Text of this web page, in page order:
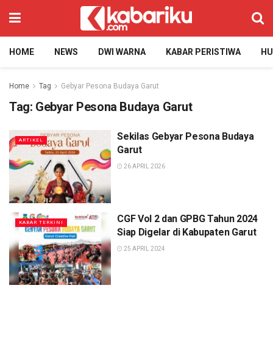
HOME NEWS DWI WARNA KABAR PERISTIWA
Home Tag Gebyar Pesona Budaya Garut
Tag: Gebyar Pesona Budaya Garut
ARTIKEL
Sekilas Gebyar Pesona Budaya
Garut
26 APRIL 2026
KABAR TERKINI
CGF Vol 2 dan GPBG Tahun 2024
Siap Digelar di Kabupaten Garut
25 APRIL 2024